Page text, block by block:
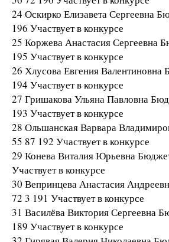
24 Оскирко Елизавета Сергеевна
196 Участвует в конкурсе
25 Коржева Анастасия Сергеевна
195 Участвует в конкурсе
26 Хлусова Евгения Валентиновна
194 Участвует в конкурсе
27 Гришакова Ульяна Павловна
193 Участвует в конкурсе
28 Ольшанская Варвара
55 87 192 Участвует в конкурсе
29 Конева Виталия Юрьевна
Участвует в конкурсе
30 Вепринцева Анастасия
72 3 191 Участвует в конкурсе
31 Василёва Виктория Сергеевна
189 Участвует в конкурсе